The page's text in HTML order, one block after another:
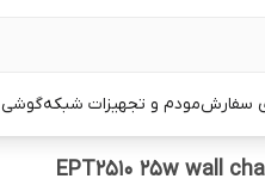
سفارشمودم و تجهیزات شبکهگوشی
EPT2510 25w wall